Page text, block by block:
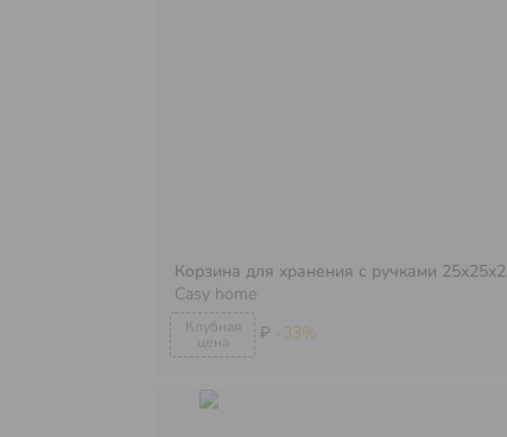
₽ -33%
Корзина для хранения с ручками
Casy home